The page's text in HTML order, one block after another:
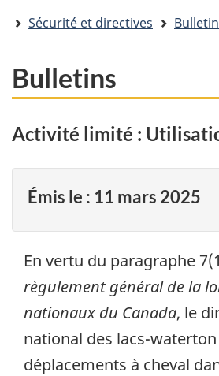
ici&nbsp;:
Sécurité et directives
Bulletins
Activité limité :
Émis le : 11 mars 2025
En vertu du paragraphe
règulement général de la
nationaux du Canada, le
national des lacs-
déplacements à cheval